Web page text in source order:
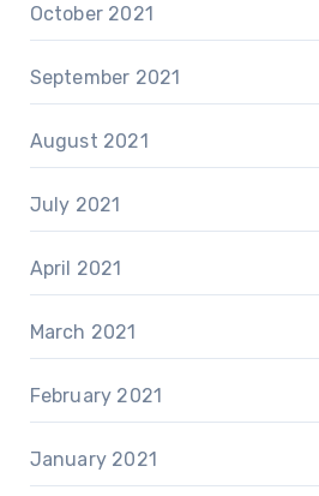
October 2021
September 2021
August 2021
July 2021
April 2021
March 2021
February 2021
January 2021